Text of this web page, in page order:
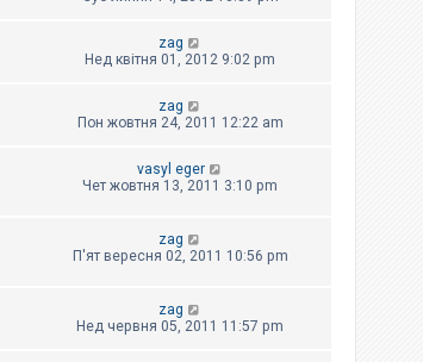
zag
Нед квітня 01, 2012 9:02 pm
zag
Пон жовтня 24, 2011 12:22 am
vasyl eger
Чет жовтня 13, 2011 3:10 pm
zag
П'ят вересня 02, 2011 10:56 pm
zag
Нед червня 05, 2011 11:57 pm